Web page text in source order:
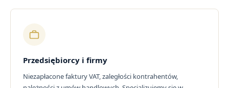
Przedsiębiorcy i firmy
Niezapłacone faktury VAT, zaległości kontrahentów,